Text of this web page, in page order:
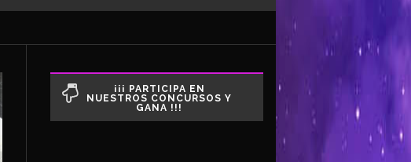
¡¡¡ PARTICIPA EN
NUESTROS CONCURSOS Y
GANA !!!